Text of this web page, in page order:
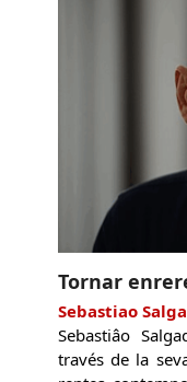
Tornar
Sebastiao
Sebastiâo
través de la